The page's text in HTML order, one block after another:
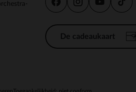
De cadeaukaart